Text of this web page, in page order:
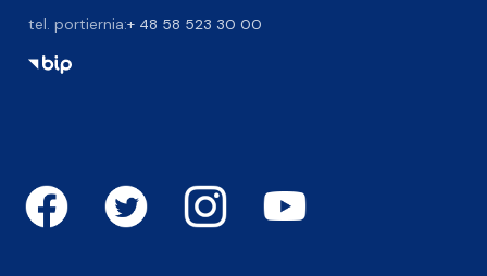
tel. portiernia:+ 48 58 523 30 00